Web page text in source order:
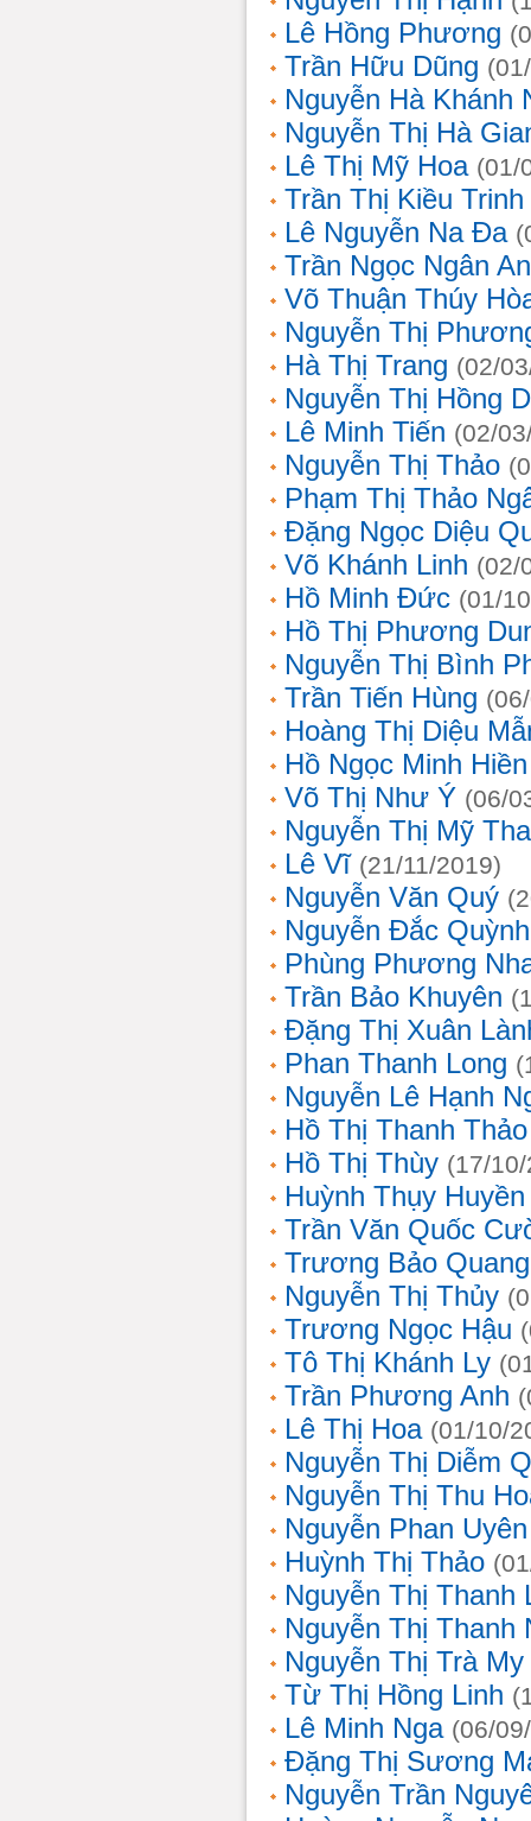
Lê Hồng Phương
Trần Hữu Dũng
Nguyễn Hà Khánh
Nguyễn Thị Hà
Lê Thị Mỹ Hoa (01/
Trần Thị Kiều Trinh
Lê Nguyễn Na Đa
Trần Ngọc Ngân
Võ Thuận Thúy
Nguyễn Thị
Hà Thị Trang (02/
Nguyễn Thị Hồng
Lê Minh Tiến (02/
Nguyễn Thị Thảo
Phạm Thị Thảo
Đặng Ngọc Diệu
Võ Khánh Linh (02/
Hồ Minh Đức (01/
Hồ Thị Phương
Nguyễn Thị Bình
Trần Tiến Hùng
Hoàng Thị Diệu
Hồ Ngọc Minh Hiền
Võ Thị Như Ý (06/
Nguyễn Thị Mỹ
Lê Vĩ (21/11/2019)
Nguyễn Văn Quý
Nguyễn Đắc
Phùng Phương
Trần Bảo Khuyên
Đặng Thị Xuân
Phan Thanh Long
Nguyễn Lê Hạnh
Hồ Thị Thanh Thảo
Hồ Thị Thùy (17/
Huỳnh Thụy
Trần Văn Quốc
Trương Bảo
Nguyễn Thị Thủy
Trương Ngọc Hậu
Tô Thị Khánh Ly
Trần Phương Anh
Lê Thị Hoa (01/10/
Nguyễn Thị Diễm
Nguyễn Thị Thu
Nguyễn Phan
Huỳnh Thị Thảo
Nguyễn Thị Thanh
Nguyễn Thị Thanh
Nguyễn Thị Trà My
Từ Thị Hồng Linh
Lê Minh Nga (06/
Đặng Thị Sương
Nguyễn Trần